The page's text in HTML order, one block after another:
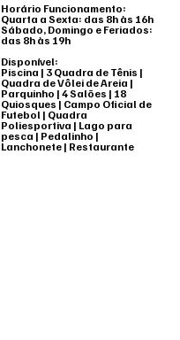
Horário Funcionamento:
Quarta a Sexta: das 8h às 16h
Sábado, Domingo e Feriados:
das 8h às 19h
Disponível:
Piscina | 3 Quadra de Tênis |
Quadra de Vôlei de Areia |
Parquinho | 4 Salões | 18
Quiosques | Campo Oficial de
Futebol | Quadra
Poliesportiva | Lago para
pesca | Pedalinho |
Lanchonete | Restaurante